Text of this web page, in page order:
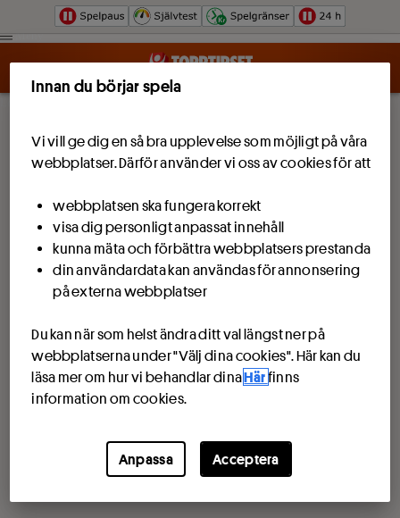
Hoppa till innehåll
Meny
Innan du börjar spela
Vi vill ge dig en så bra upplevelse som möjligt på våra
webbplatser. Därför använder vi oss av cookies för att
webbplatsen ska fungera korrekt
visa dig personligt anpassat innehåll
kunna mäta och förbättra webbplatsers prestanda
din användardata kan användas för annonsering
på externa webbplatser
Du kan när som helst ändra ditt val längst ner på
webbplatserna under "Välj dina cookies". Här kan du
läsa mer om hur vi behandlar dinaHär finns
information om cookies.
Anpassa Acceptera